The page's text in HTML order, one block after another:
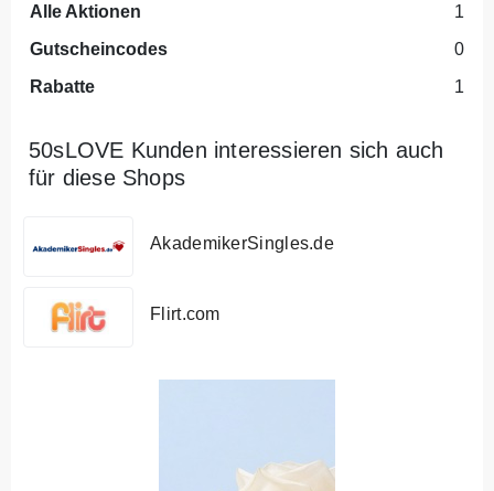
Alle Aktionen
1
Gutscheincodes
0
Rabatte
1
50sLOVE Kunden interessieren sich auch
für diese Shops
AkademikerSingles.de
Flirt.com